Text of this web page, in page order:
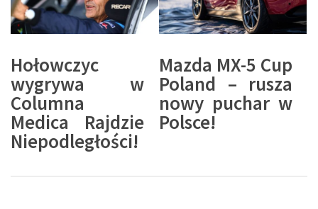
Hołowczyc
wygrywa w
Columna
Medica Rajdzie
Niepodległości!
Mazda MX-5 Cup
Poland – rusza
nowy puchar w
Polsce!